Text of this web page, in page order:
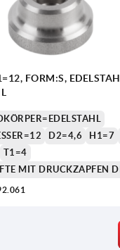
D2=4,6 H1=7
T1=4
MIT DRUCKZAPFEN